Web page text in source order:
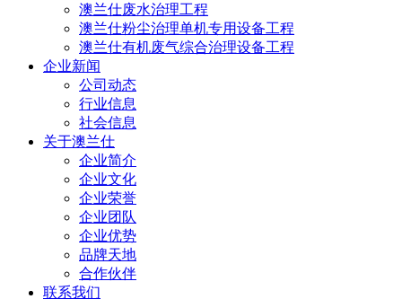
澳兰仕废水治理工程
澳兰仕粉尘治理单机专用设备工程
澳兰仕有机废气综合治理设备工程
企业新闻
公司动态
行业信息
社会信息
关于澳兰仕
企业简介
企业文化
企业荣誉
企业团队
企业优势
品牌天地
合作伙伴
联系我们